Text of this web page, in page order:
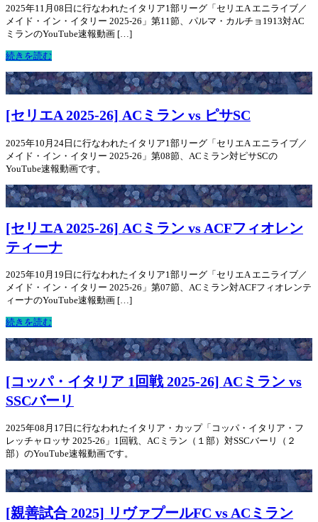
2025年11月08日に行なわれたイタリア1部リーグ「セリエA エニライブ／
メイド・イン・イタリー 2025-26」第11節、パルマ・カルチョ1913対AC
ミランのYouTube速報動画 […]
続きを読む
[セリエA 2025-26] ACミラン vs ピサSC
2025年10月24日に行なわれたイタリア1部リーグ「セリエA エニライブ／
メイド・イン・イタリー 2025-26」第08節、ACミラン対ピサSCの
YouTube速報動画です。
[セリエA 2025-26] ACミラン vs ACFフィオレン
ティーナ
2025年10月19日に行なわれたイタリア1部リーグ「セリエA エニライブ／
メイド・イン・イタリー 2025-26」第07節、ACミラン対ACFフィオレンテ
ィーナのYouTube速報動画 […]
続きを読む
[コッパ・イタリア 1回戦 2025-26] ACミラン vs
SSCバーリ
2025年08月17日に行なわれたイタリア・カップ「コッパ・イタリア・フ
レッチャロッサ 2025-26」1回戦、ACミラン（１部）対SSCバーリ（２
部）のYouTube速報動画です。
[親善試合 2025] リヴァプールFC vs ACミラン